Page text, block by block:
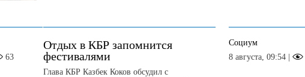
63
Отдых в КБР запомнится
фестивалями
Глава КБР Казбек Коков обсудил с
Социум
8 августа, 09:54 |